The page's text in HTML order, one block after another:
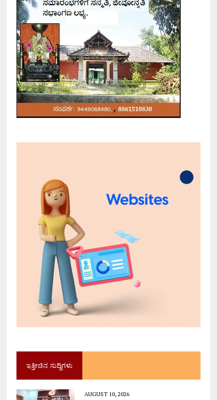
ಇತ್ತೀಚಿನ ಸುದ್ದಿಗಳು
AUGUST 10, 2026